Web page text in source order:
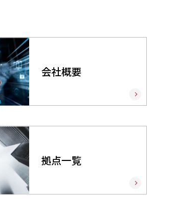
会社概要
拠点一覧